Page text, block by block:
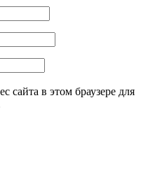
сайта в этом браузере для